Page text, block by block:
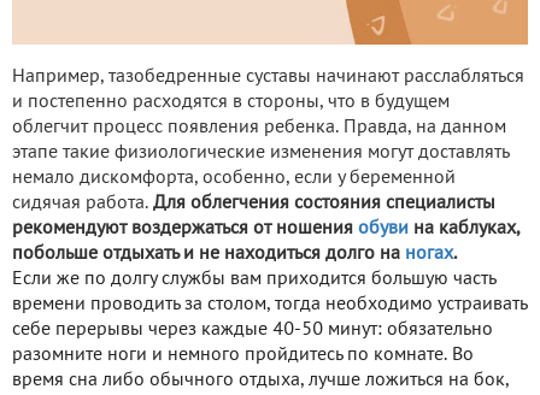
Например, тазобедренные суставы начинают расслабляться
и постепенно расходятся в стороны, что в будущем
облегчит процесс появления ребенка. Правда, на данном
этапе такие физиологические изменения могут доставлять
немало дискомфорта, особенно, если у беременной
сидячая работа. Для облегчения состояния специалисты
рекомендуют воздержаться от ношения обуви на каблуках,
побольше отдыхать и не находиться долго на ногах.
Если же по долгу службы вам приходится большую часть
времени проводить за столом, тогда необходимо устраивать
себе перерывы через каждые 40-50 минут: обязательно
разомните ноги и немного пройдитесь по комнате. Во
время сна либо обычного отдыха, лучше ложиться на бок,